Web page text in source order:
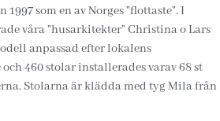
1997 som en av Norges ”flottaste”. I
våra ”husarkitekter” Christina o Lars
anpassad efter lokalens
460 stolar installerades varav 68 st
Stolarna är klädda med tyg Mila från